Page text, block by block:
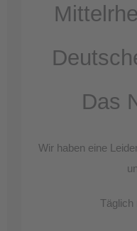
Das
Wir haben eine
Täglich